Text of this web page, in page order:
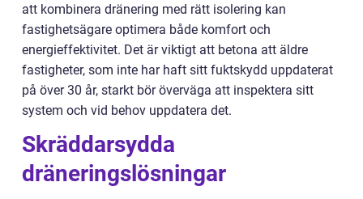
att kombinera dränering med rätt isolering kan
fastighetsägare optimera både komfort och
energieffektivitet. Det är viktigt att betona att äldre
fastigheter, som inte har haft sitt fuktskydd uppdaterat
på över 30 år, starkt bör överväga att inspektera sitt
system och vid behov uppdatera det.
Skräddarsydda
dräneringslösningar